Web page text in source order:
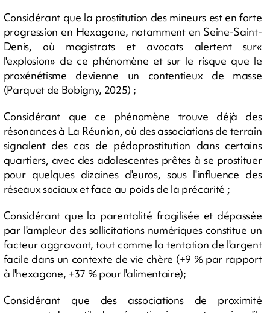
Considérant que la prostitution des mineurs est en forte
progression en Hexagone, notamment en Seine-Saint-
Denis, où magistrats et avocats alertent sur«
l'explosion» de ce phénomène et sur le risque que le
proxénétisme devienne un contentieux de masse
(Parquet de Bobigny, 2025) ;
Considérant que ce phénomène trouve déjà des
résonances à La Réunion, où des associations de terrain
signalent des cas de pédoprostitution dans certains
quartiers, avec des adolescentes prêtes à se prostituer
pour quelques dizaines d'euros, sous l'influence des
réseaux sociaux et face au poids de la précarité ;
Considérant que la parentalité fragilisée et dépassée
par l'ampleur des sollicitations numériques constitue un
facteur aggravant, tout comme la tentation de l'argent
facile dans un contexte de vie chère (+9 % par rapport
à l'hexagone, +37 % pour l'alimentaire);
Considérant que des associations de proximité